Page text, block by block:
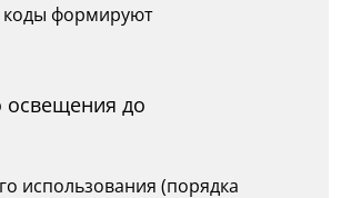
коды формируют
освещения до
использования (порядка